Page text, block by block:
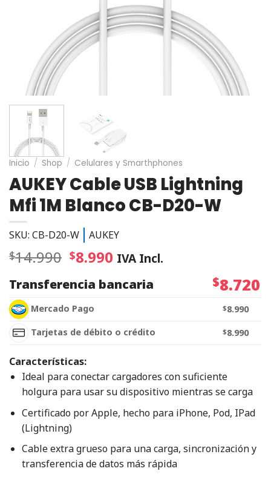
Inicio / Shop / Celulares y Smarthphones
AUKEY Cable USB Lightning
Mfi 1M Blanco CB-D20-W
SKU: CB-D20-W AUKEY
$14.990 $8.990 IVA Incl.
Transferencia bancaria
$8.720
Mercado Pago $8.990
Tarjetas de débito o crédito $8.990
Características:
Ideal para conectar cargadores con suficiente
holgura para usar su dispositivo mientras se carga
Certificado por Apple, hecho para iPhone, Pod, IPad
(Lightning)
Cable extra grueso para una carga, sincronización y
transferencia de datos más rápida